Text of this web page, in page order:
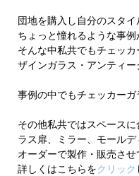
団地を購入し自分のスタ
ちょっと憧れるような事
そんな中私共でもチェッ
ザインガラス・アンティー
事例の中でもチェッカー
その他私共ではスペース
ラス扉、ミラー、モール
オーダーで製作・販売さ
詳しくはこちらをクリック